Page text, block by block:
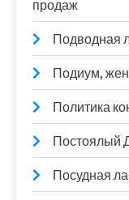
продаж
Подводная
Подиум,
Политика
Постоялый
Посудная